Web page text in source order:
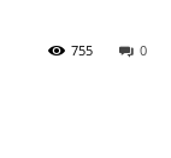
0
755